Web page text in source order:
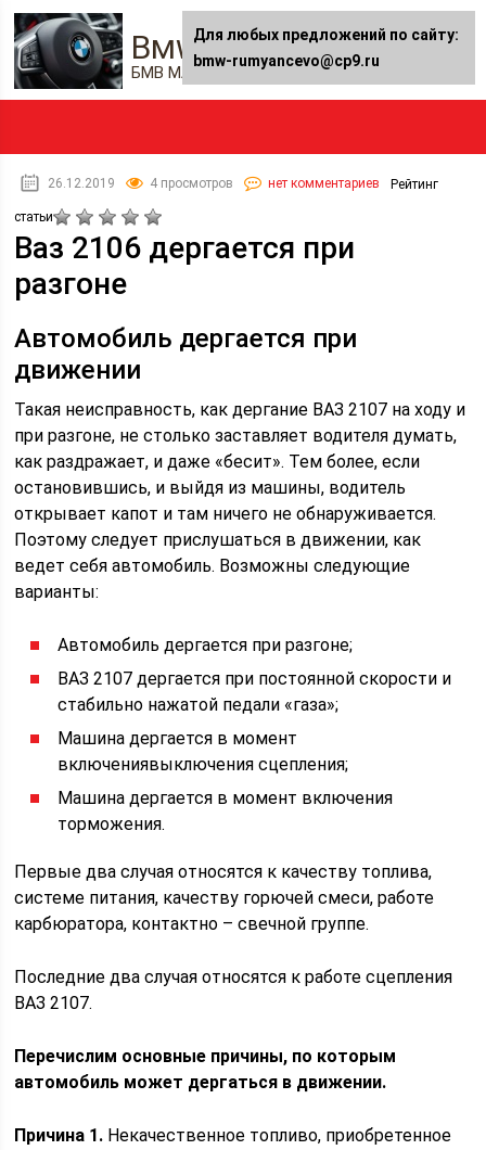
Bmw-rumyancevo.ru
БМВ Мастер — Автожурнал
26.12.2019 4 просмотров нет комментариев Рейтинг
статьи
Ваз 2106 дергается при
разгоне
Автомобиль дергается при
движении
Такая неисправность, как дергание ВАЗ 2107 на ходу и
при разгоне, не столько заставляет водителя думать,
как раздражает, и даже «бесит». Тем более, если
остановившись, и выйдя из машины, водитель
открывает капот и там ничего не обнаруживается.
Поэтому следует прислушаться в движении, как
ведет себя автомобиль. Возможны следующие
варианты:
Автомобиль дергается при разгоне;
ВАЗ 2107 дергается при постоянной скорости и
стабильно нажатой педали «газа»;
Машина дергается в момент
включениявыключения сцепления;
Машина дергается в момент включения
торможения.
Первые два случая относятся к качеству топлива,
системе питания, качеству горючей смеси, работе
карбюратора, контактно – свечной группе.
Последние два случая относятся к работе сцепления
ВАЗ 2107.
Перечислим основные причины, по которым
автомобиль может дергаться в движении.
Причина 1. Некачественное топливо, приобретенное
Для любых предложений по сайту:
bmw-rumyancevo@cp9.ru